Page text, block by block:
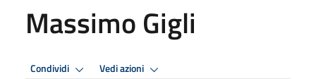
Massimo Gigli
Condividi Vedi azioni